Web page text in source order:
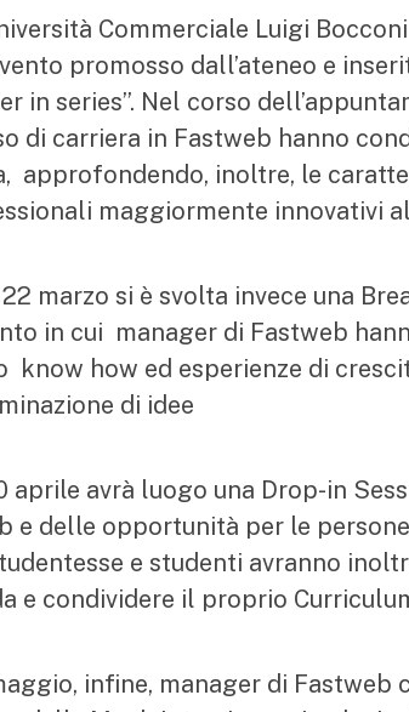
Commerciale Luigi
promosso dall’ateneo e
in series”. Nel corso
di carriera in Fastweb hanno
approfondendo, inoltre, le
maggiormente innovativi
marzo si è svolta invece una
in cui manager di Fastweb
know how ed esperienze di
di idee
aprile avrà luogo una Drop-in
e delle opportunità per le
e studenti avranno
e condividere il proprio
infine, manager di